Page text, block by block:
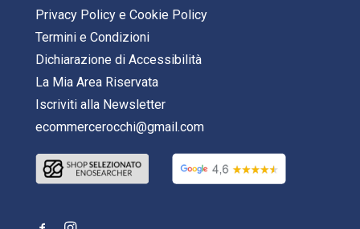
Privacy Policy e Cookie Policy
Termini e Condizioni
Dichiarazione di Accessibilità
La Mia Area Riservata
Iscriviti alla Newsletter
ecommercerocchi@gmail.com